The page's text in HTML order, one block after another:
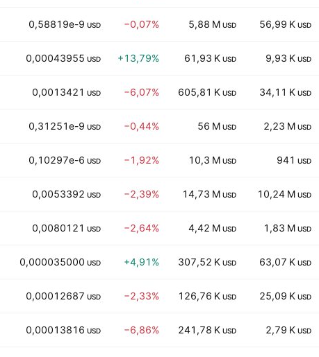
0,58819e-9 USD −0,07% 5,88 M USD 56,99 K USD
0,00043955 USD +13,79% 61,93 K USD 9,93 K USD
0,0013421 USD −6,07% 605,81 K USD 34,11 K USD
0,31251e-9 USD −0,44% 56 M USD 2,23 M USD
0,10297e-6 USD −1,92% 10,3 M USD 941 USD
0,0053392 USD −2,39% 14,73 M USD 10,24 M USD
0,0080121 USD −2,64% 4,42 M USD 1,83 M USD
0,000035000 USD +4,91% 307,52 K USD 63,07 K USD
0,00012687 USD −2,33% 126,76 K USD 25,09 K USD
0,00013816 USD −6,86% 241,78 K USD 2,79 K USD